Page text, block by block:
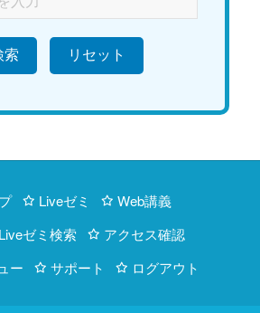
索
Liveゼミ
Web講義
ゼミ検索
アクセス確認
ー
サポート ログアウト